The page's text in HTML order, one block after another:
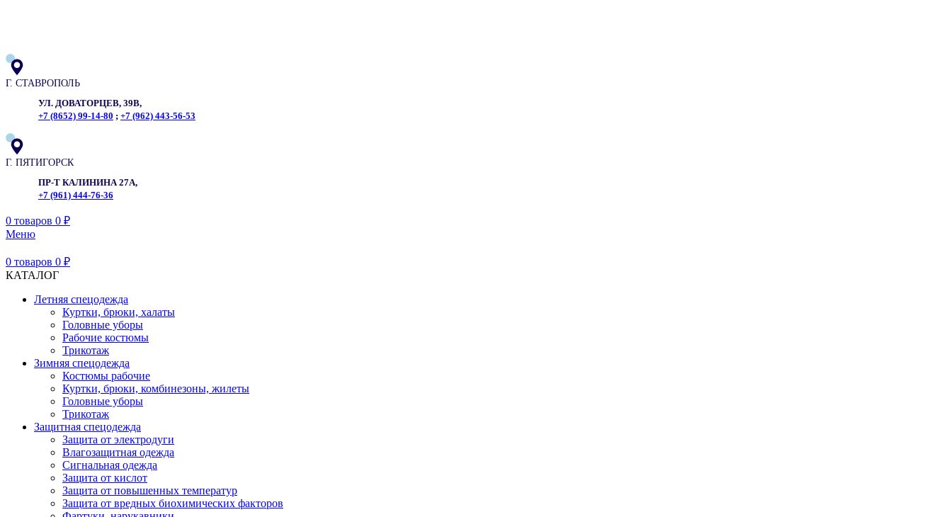
Г. СТАВРОПОЛЬ
УЛ. ДОВАТОРЦЕВ, 39В,
+7 (8652) 99-14-80 ; +7 (962) 443-56-53
Г. ПЯТИГОРСК
ПР-Т КАЛИНИНА 27А,
+7 (961) 444-76-36
0 товаров 0 ₽
Меню
0 товаров 0 ₽
КАТАЛОГ
Летняя спецодежда
Куртки, брюки, халаты
Головные уборы
Рабочие костюмы
Трикотаж
Зимняя спецодежда
Костюмы рабочие
Куртки, брюки, комбинезоны, жилеты
Головные уборы
Трикотаж
Защитная спецодежда
Защита от электродуги
Влагозащитная одежда
Сигнальная одежда
Защита от кислот
Защита от повышенных температур
Защита от вредных биохимических факторов